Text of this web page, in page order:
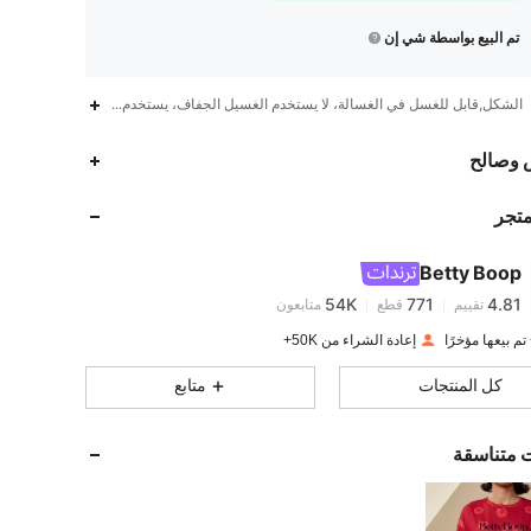
تم البيع بواسطة شي إن
الشكل,قابل للغسل في الغسالة، لا يستخدم الغسيل الجفاف، يستخدم غسول لطيف,متمدد
وصالح
Betty Boop
4.81
4.81
4.81 تقييم 771 قطع 54K متابعون
m***o تم دفعمنذ 1 يوم
4.81
771
54K
4.81
إعادة الشراء من 50K+
كل المنتجات متابع
متناسقة